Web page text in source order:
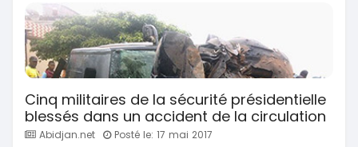
Cinq militaires de la sécurité présidentielle
blessés dans un accident de la circulation
Abidjan.net Posté le: 17 mai 2017